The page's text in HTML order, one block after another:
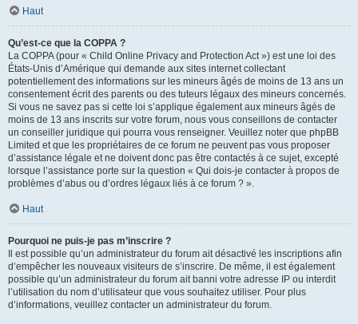
Haut
Qu’est-ce que la COPPA ?
La COPPA (pour « Child Online Privacy and Protection Act ») est une loi des
États-Unis d’Amérique qui demande aux sites internet collectant
potentiellement des informations sur les mineurs âgés de moins de 13 ans un
consentement écrit des parents ou des tuteurs légaux des mineurs concernés.
Si vous ne savez pas si cette loi s’applique également aux mineurs âgés de
moins de 13 ans inscrits sur votre forum, nous vous conseillons de contacter
un conseiller juridique qui pourra vous renseigner. Veuillez noter que phpBB
Limited et que les propriétaires de ce forum ne peuvent pas vous proposer
d’assistance légale et ne doivent donc pas être contactés à ce sujet, excepté
lorsque l’assistance porte sur la question « Qui dois-je contacter à propos de
problèmes d’abus ou d’ordres légaux liés à ce forum ? ».
Haut
Pourquoi ne puis-je pas m’inscrire ?
Il est possible qu’un administrateur du forum ait désactivé les inscriptions afin
d’empêcher les nouveaux visiteurs de s’inscrire. De même, il est également
possible qu’un administrateur du forum ait banni votre adresse IP ou interdit
l’utilisation du nom d’utilisateur que vous souhaitez utiliser. Pour plus
d’informations, veuillez contacter un administrateur du forum.